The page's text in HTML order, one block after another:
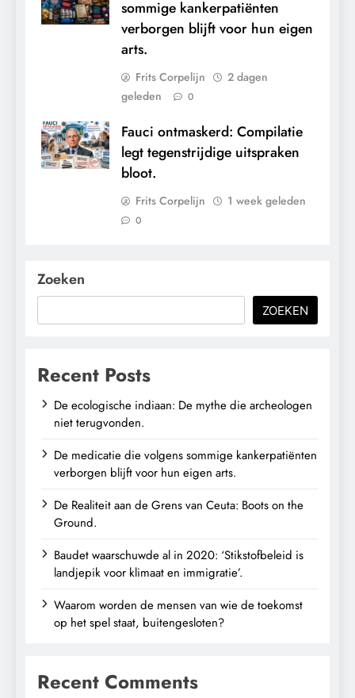
sommige kankerpatiënten
verborgen blijft voor hun eigen
arts.
Frits Corpelijn
2 dagen
geleden
0
Fauci ontmaskerd: Compilatie
legt tegenstrijdige uitspraken
bloot.
Frits Corpelijn 1 week geleden
0
Zoeken
ZOEKEN
Recent Posts
De ecologische indiaan: De mythe die archeologen
niet terugvonden.
De medicatie die volgens sommige kankerpatiënten
verborgen blijft voor hun eigen arts.
De Realiteit aan de Grens van Ceuta: Boots on the
Ground.
Baudet waarschuwde al in 2020: ‘Stikstofbeleid is
landjepik voor klimaat en immigratie’.
Waarom worden de mensen van wie de toekomst
op het spel staat, buitengesloten?
Recent Comments